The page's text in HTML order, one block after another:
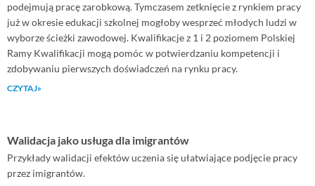
podejmują pracę zarobkową. Tymczasem zetknięcie z rynkiem pracy
już w okresie edukacji szkolnej mogłoby wesprzeć młodych ludzi w
wyborze ścieżki zawodowej. Kwalifikacje z 1 i 2 poziomem Polskiej
Ramy Kwalifikacji mogą pomóc w potwierdzaniu kompetencji i
zdobywaniu pierwszych doświadczeń na rynku pracy.
CZYTAJ»
Walidacja jako usługa dla imigrantów
Przykłady walidacji efektów uczenia się ułatwiające podjęcie pracy
przez imigrantów.